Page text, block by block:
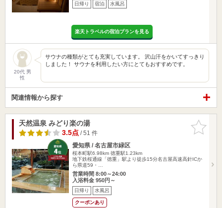
日帰り 宿泊 水風呂
楽天トラベルの宿泊プランを見る
20代 男
性
サウナの種類がとても充実しています。 沢山汗をかいてすっきり
しました！ サウナを利用したい方にとてもおすすめです。
関連情報から探す
お気に入
りに追加
天然温泉 みどり楽の湯
3.5点/ 51 件
愛知県 / 名古屋市緑区
桜本町駅6.98km 徳重駅1.23km
地下鉄桜通線「徳重」駅より徒歩15分名古屋高速高針ICか
ら県道59・…
営業時間 8:00～24:00
入浴料金 950円～
日帰り 水風呂
クーポンあり